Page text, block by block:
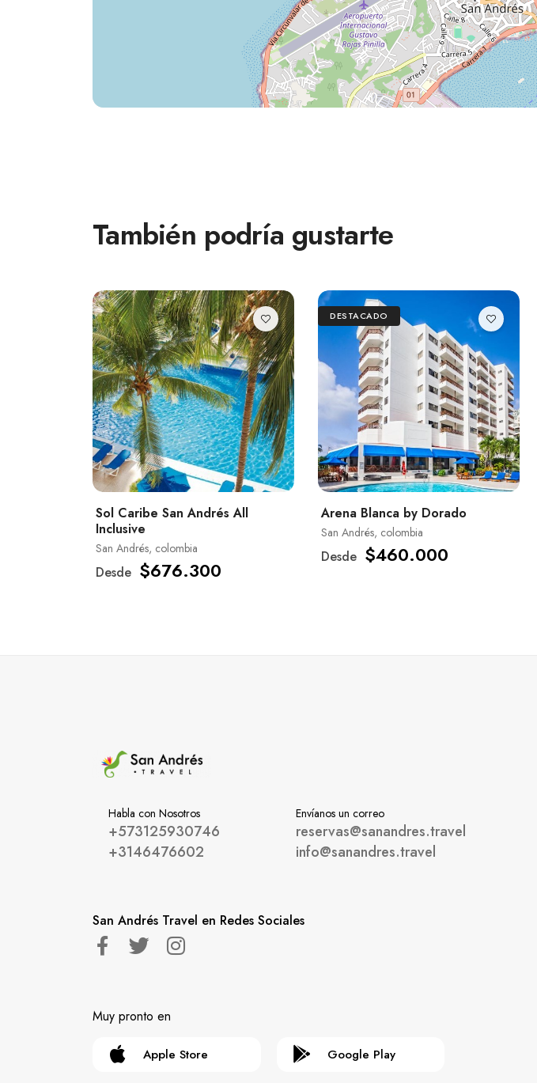
También podría gustarte
Sol Caribe San Andrés All
Inclusive
San Andrés, colombia
Desde $676.300
DESTACADO
Arena Blanca by Dorado
San Andrés, colombia
Desde $460.000
Habla con Nosotros
+573125930746
+3146476602
Envíanos un correo
reservas@sanandres.travel
info@sanandres.travel
San Andrés Travel en Redes Sociales
Muy pronto en
Apple Store Google Play